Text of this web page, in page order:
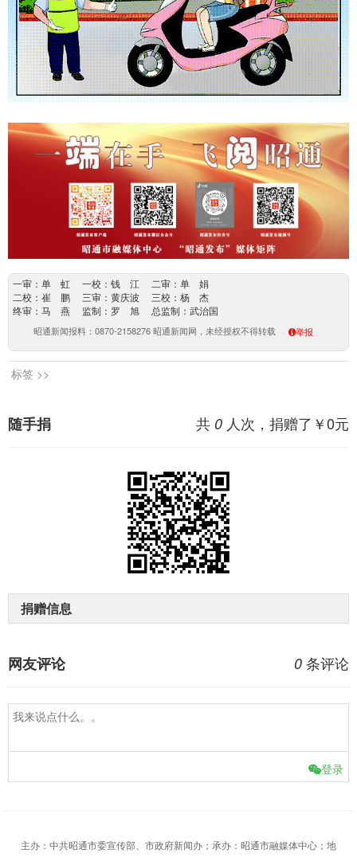
一审：单 虹 一校：钱 江 二审：单 娟
二校：崔 鹏 三审：黄庆波 三校：杨 杰
终审：马 燕 监制：罗 旭 总监制：武治国
昭通新闻报料：0870-2158276 昭通新闻网，未经授权不得转载 举报
标签 >>
共 0 人次，捐赠了￥0元
随手捐
捐赠信息
0 条评论
网友评论
登录
主办：中共昭通市委宣传部、市政府新闻办；承办：昭通市融媒体中心；地